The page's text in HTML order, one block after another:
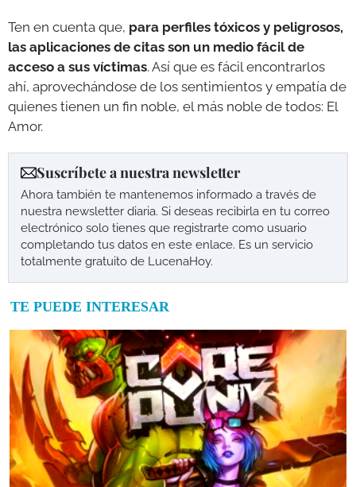
Ten en cuenta que, para perfiles tóxicos y peligrosos,
las aplicaciones de citas son un medio fácil de
acceso a sus víctimas. Así que es fácil encontrarlos
ahí, aprovechándose de los sentimientos y empatía de
quienes tienen un fin noble, el más noble de todos: El
Amor.
Suscríbete a nuestra newsletter
Ahora también te mantenemos informado a través de
nuestra newsletter diaria. Si deseas recibirla en tu correo
electrónico solo tienes que registrarte como usuario
completando tus datos en este enlace. Es un servicio
totalmente gratuito de LucenaHoy.
TE PUEDE INTERESAR